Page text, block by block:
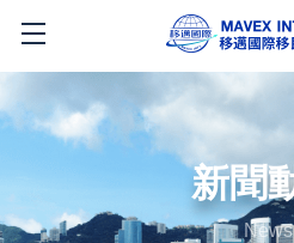
新聞
News